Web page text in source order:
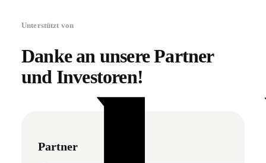
Unterstützt von
Danke an unsere Partner
und Investoren!
Partner